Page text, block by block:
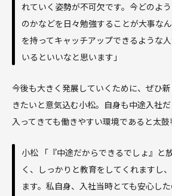
れていく姿勢が不可欠です。今どのよ
のかなどを日々勉強することが大事な
を持ってキャッチアップできるような
いるといいなと思います」
今後も大きく発展していくために、ぜひ
きたいと意気込む小松。自身も中途入社
入ってきても働きやすい環境であると太鼓
小松 「『中途だからできるでしょ』と
く、しっかりと教育をしてくれますし
ます。私自身、入社当時とても安心し